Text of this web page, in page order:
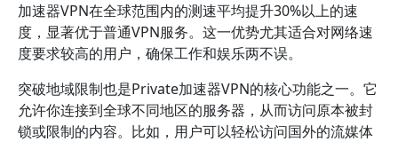
加速器VPN在全球范围内的测速平均提升30%以上的速
度，显著优于普通VPN服务。这一优势尤其适合对网络速
度要求较高的用户，确保工作和娱乐两不误。
突破地域限制也是Private加速器VPN的核心功能之一。它
允许你连接到全球不同地区的服务器，从而访问原本被封
锁或限制的内容。比如，用户可以轻松访问国外的流媒体